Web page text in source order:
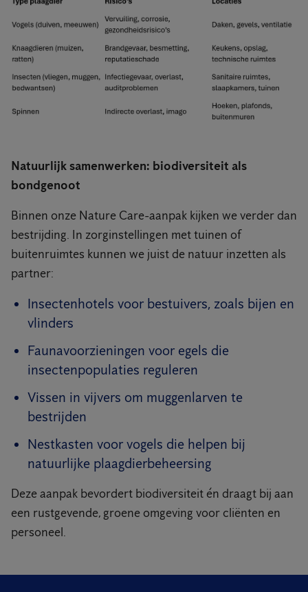
Natuurlijk samenwerken: biodiversiteit als
bondgenoot
Binnen onze Nature Care-aanpak kijken we verder dan
bestrijding. In zorginstellingen met tuinen of
buitenruimtes kunnen we juist de natuur inzetten als
partner:
Insectenhotels voor bestuivers, zoals bijen en
vlinders
Faunavoorzieningen voor egels die
insectenpopulaties reguleren
Vissen in vijvers om muggenlarven te
bestrijden
Nestkasten voor vogels die helpen bij
natuurlijke plaagdierbeheersing
Deze aanpak bevordert biodiversiteit én draagt bij aan
een rustgevende, groene omgeving voor cliënten en
personeel.